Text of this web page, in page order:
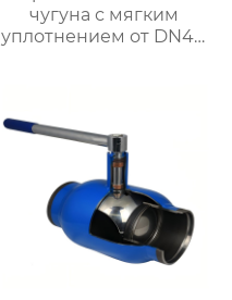
чугуна с мягким
уплотнением от DN40